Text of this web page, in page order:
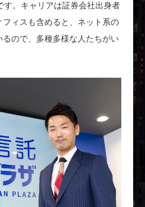
す。キャリアは証券会社出身者
ィスも含めると、ネット系の
ので、多種多様な人たちがい